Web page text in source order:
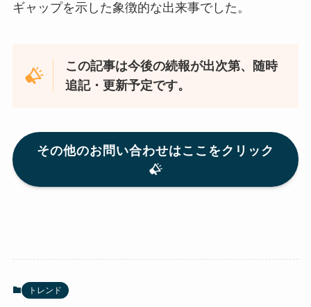
ギャップを示した象徴的な出来事でした。
この記事は今後の続報が出次第、随時
追記・更新予定です。
その他のお問い合わせはここをクリック
トレンド